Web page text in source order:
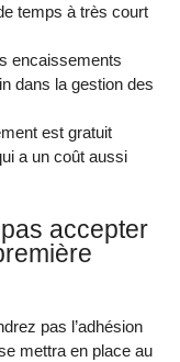
temps à très court
encaissements
dans la gestion des
est gratuit
a un coût aussi
accepter
pas l’adhésion
mettra en place au